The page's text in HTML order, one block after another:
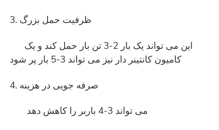
3. ظرفیت حمل بزرگ
کامیون کانتینر دار نیز می تواند 3-5 بار پر شود
4. صرفه جویی در هزینه
می تواند 3-4 باربر را کاهش دهد